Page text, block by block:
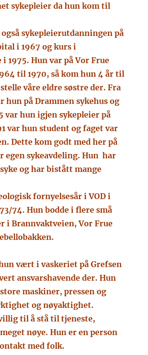
sykepleier da hun kom til
sykepleierutdanningen på
i 1967 og kurs i
i 1975. Hun var på Vor Frue
til 1970, så kom hun 4 år til
våre eldre søstre der. Fra
hun på Drammen sykehus og
var hun igjen sykepleier på
var hun student og faget var
Dette kom godt med her på
egen sykeavdeling. Hun har
og har bistått mange
fornyelsesår i VOD i
74. Hun bodde i flere små
i Brannvaktveien, Vor Frue
vært i vaskeriet på Grefsen
ansvarshavende der. Hun
maskiner, pressen og
og nøyaktighet.
til å stå til tjeneste,
nøye. Hun er en person
med folk.